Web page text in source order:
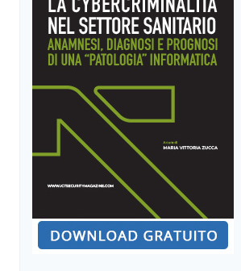
AD
ATTACCHI
SU
LARGA